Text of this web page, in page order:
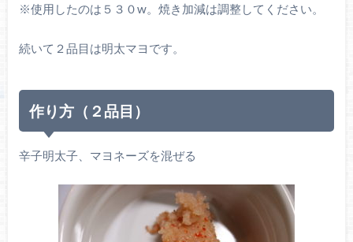
※使用したのは５３０w。焼き加減は調整してください。
続いて２品目は明太マヨです。
作り方（２品目）
辛子明太子、マヨネーズを混ぜる